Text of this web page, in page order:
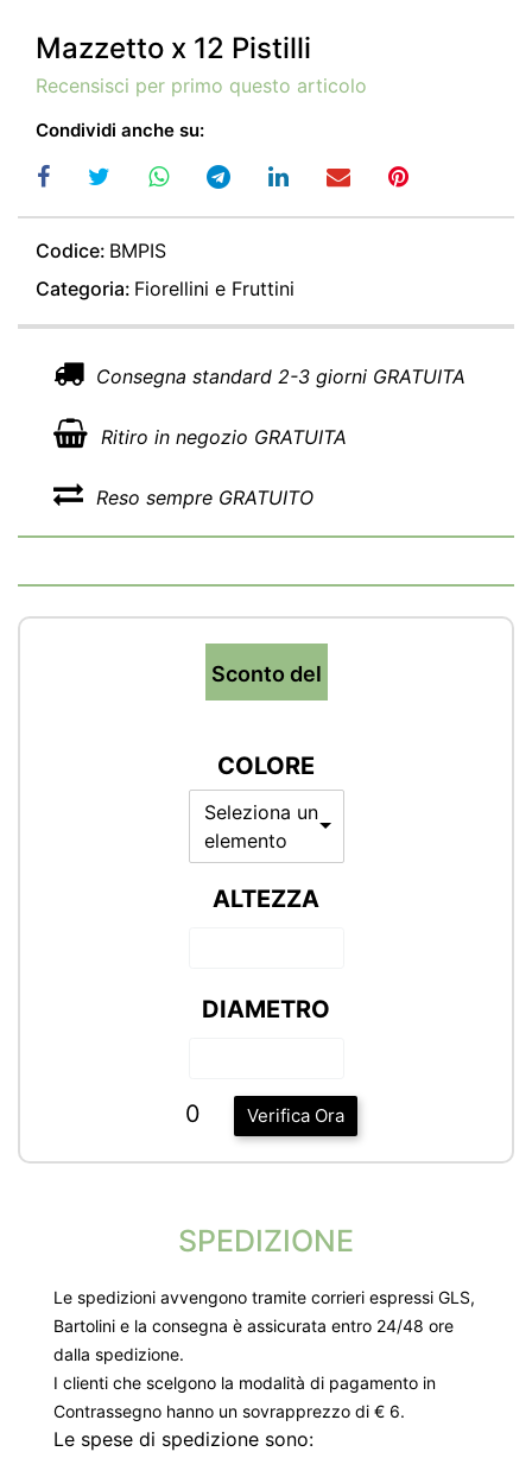
Mazzetto x 12 Pistilli
Recensisci per primo questo articolo
Condividi anche su:
Codice: BMPIS
Categoria: Fiorellini e Fruttini
Consegna standard 2-3 giorni GRATUITA
Ritiro in negozio GRATUITA
Reso sempre GRATUITO
Sconto del
COLORE
Seleziona un
elemento
ALTEZZA
DIAMETRO
Verifica Ora
0
SPEDIZIONE
Le spedizioni avvengono tramite corrieri espressi GLS,
Bartolini e la consegna è assicurata entro 24/48 ore
dalla spedizione.
I clienti che scelgono la modalità di pagamento in
Contrassegno hanno un sovrapprezzo di € 6.
Le spese di spedizione sono: